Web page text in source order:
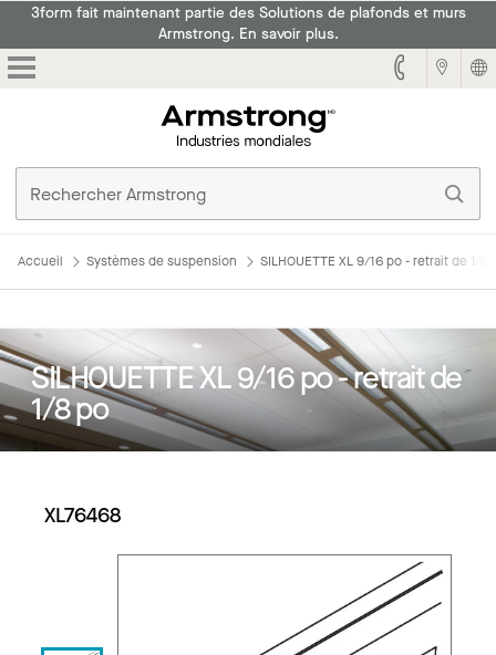
3form fait maintenant partie des Solutions de plafonds et murs
Armstrong. En savoir plus.
Accueil Systèmes de suspension SILHOUETTE XL 9/16 po - retrait de 1/8
SILHOUETTE XL 9/16 po - retrait de
1/8 po
XL76468